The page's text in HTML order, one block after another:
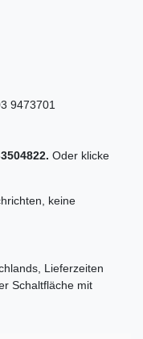
9473701
Oder klicke
keine
Lieferzeiten
Schaltfläche mit